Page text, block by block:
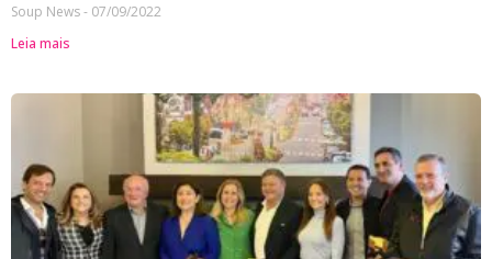
Soup News
07/09/2022
Leia mais